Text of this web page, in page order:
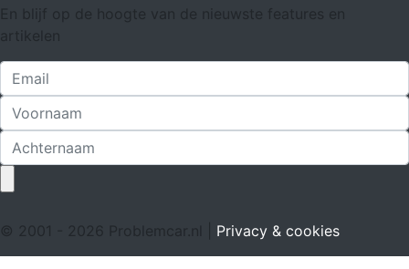
En blijf op de hoogte van de nieuwste features en
artikelen
© 2001 - 2026 Problemcar.nl | Privacy & cookies